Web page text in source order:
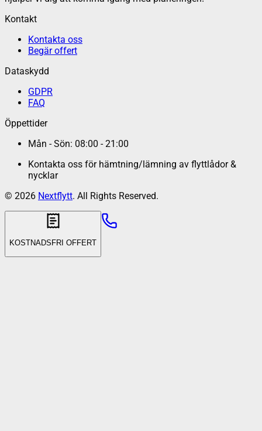
Kontakt
Kontakta oss
Begär offert
Dataskydd
GDPR
FAQ
Öppettider
Mån - Sön: 08:00 - 21:00
Kontakta oss för hämtning/lämning av flyttlådor &
nycklar
© 2026 Nextflytt. All Rights Reserved.
KOSTNADSFRI OFFERT